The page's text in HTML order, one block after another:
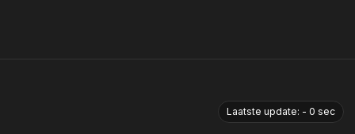
Laatste update: - 0 sec